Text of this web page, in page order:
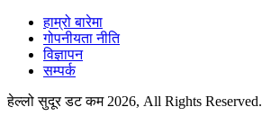
हाम्रो बारेमा
गोपनीयता नीति
विज्ञापन
सम्पर्क
हेल्लो सुदूर डट कम 2026, All Rights Reserved.